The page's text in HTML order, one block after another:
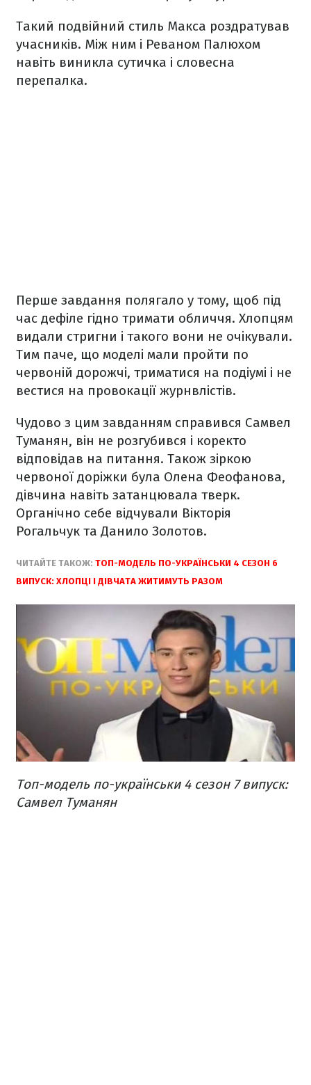
Такий подвійний стиль Макса роздратував
учасників. Між ним і Реваном Палюхом
навіть виникла сутичка і словесна
перепалка.
Перше завдання полягало у тому, щоб під
час дефіле гідно тримати обличчя. Хлопцям
видали стригни і такого вони не очікували.
Тим паче, що моделі мали пройти по
червоній дорожчі, триматися на подіумі і не
вестися на провокації журнвлістів.
Чудово з цим завданням справився Самвел
Туманян, він не розгубився і коректо
відповідав на питання. Також зіркою
червоної доріжки була Олена Феофанова,
дівчина навіть затанцювала тверк.
Органічно себе відчували Вікторія
Рогальчук та Данило Золотов.
ЧИТАЙТЕ ТАКОЖ: ТОП-МОДЕЛЬ ПО-УКРАЇНСЬКИ 4 СЕЗОН 6
ВИПУСК: ХЛОПЦІ І ДІВЧАТА ЖИТИМУТЬ РАЗОМ
Топ-модель по-українськи 4 сезон 7 випуск:
Самвел Туманян